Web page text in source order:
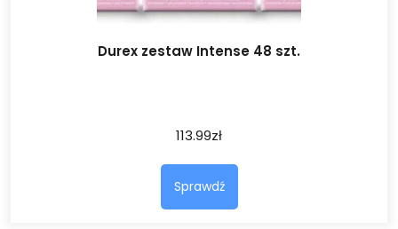
Durex zestaw Intense 48 szt.
113.99zł
Sprawdź